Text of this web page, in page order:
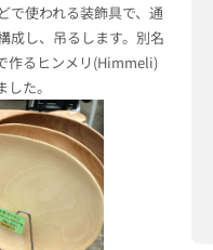
で使われる装飾具で、通
成し、吊るします。別名
作るヒンメリ(Himmeli)
た。